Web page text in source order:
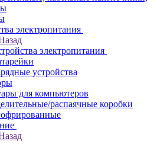
электропитания
электропитания
устройства
для компьютеров
распаячные коробки